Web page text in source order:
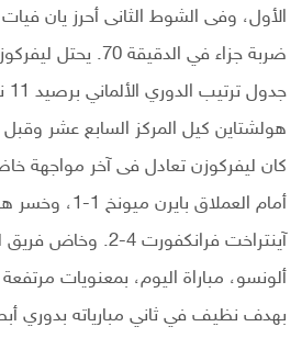
الأول، وفى الشوط الثانى أحرز يان
ضربة جزاء في الدقيقة
هولشتاين كيل المركز السابع عشر وقبل
كان ليفركوزن تعادل فى آخر مواجهة
أمام العملاق
آينتراخت فرانكفورت
ألونسو، مباراة اليوم، بمعنويات
بهدف نظيف في ثاني مبارياته بدوري